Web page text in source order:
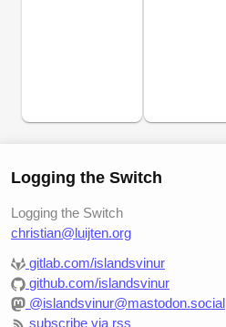
Logging the Switch
Logging the Switch
christian@luijten.org
gitlab.com/islandsvinur
github.com/islandsvinur
@islandsvinur@mastodon.social
subscribe via rss